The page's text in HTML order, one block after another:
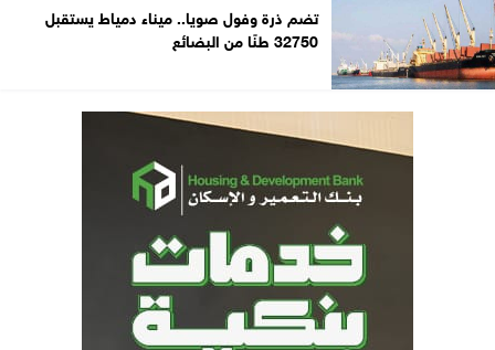
تضم ذرة وفول صويا.. ميناء دمياط يستقبل
32750 طنًا من البضائع